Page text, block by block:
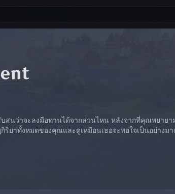
สนว่าจะลงมือทานได้จากส่วนไหน หลังจากที่คุณพยาย
ยาทั้งหมดของคุณและดูเหมือนเธอจะพอใจเป็นอย่างมา